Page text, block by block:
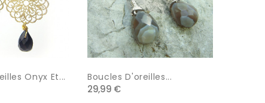
Onyx Et... Boucles D'oreilles...
29,99 €